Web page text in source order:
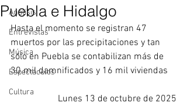
Analisis
Entrevistas
Música
Espectáculos
Cultura
Puebla e Hidalgo
Hasta el momento se registran 47
muertos por las precipitaciones y tan
sólo en Puebla se contabilizan más de
30 mil damnificados y 16 mil viviendas
Lunes 13 de octubre de 2025